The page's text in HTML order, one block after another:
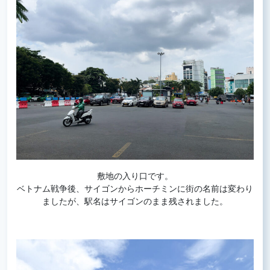
敷地の入り口です。
ベトナム戦争後、サイゴンからホーチミンに街の名前は変わり
ましたが、駅名はサイゴンのまま残されました。